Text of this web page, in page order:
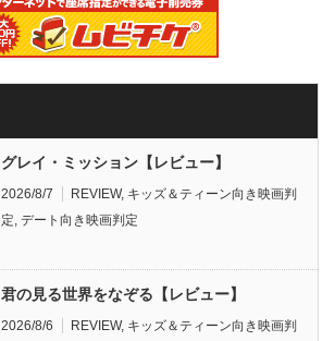
グレイ・ミッション【レビュー】
2026/8/7 REVIEW, キッズ＆ティーン向き映画判
定, デート向き映画判定
君の見る世界をなぞる【レビュー】
2026/8/6 REVIEW, キッズ＆ティーン向き映画判